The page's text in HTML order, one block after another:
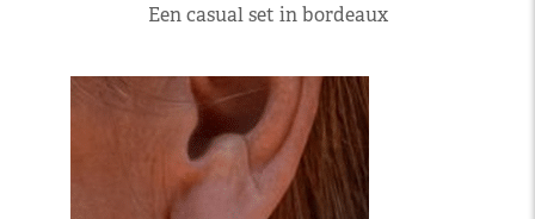
Een casual set in bordeaux